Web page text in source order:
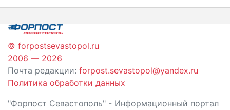
записям
© forpostsevastopol.ru
2006 — 2026
Почта редакции: forpost.sevastopol@yandex.ru
Политика обработки данных
"Форпост Севастополь" - Информационный портал